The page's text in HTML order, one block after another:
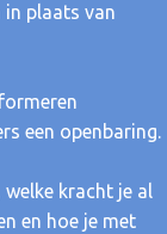
in plaats van
een openbaring.
kracht je al
en hoe je met